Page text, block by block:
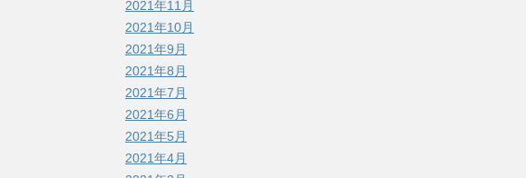
2021年11月
2021年10月
2021年9月
2021年8月
2021年7月
2021年6月
2021年5月
2021年4月